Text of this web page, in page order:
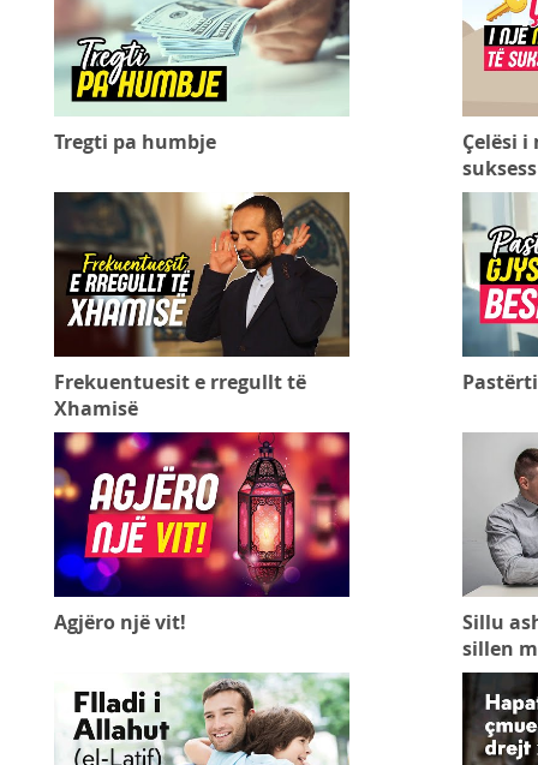
Tregti pa humbje
Çelësi i
Frekuentuesit e rregullt të
Xhamisë
Agjëro një vit!
Sillu
sillen